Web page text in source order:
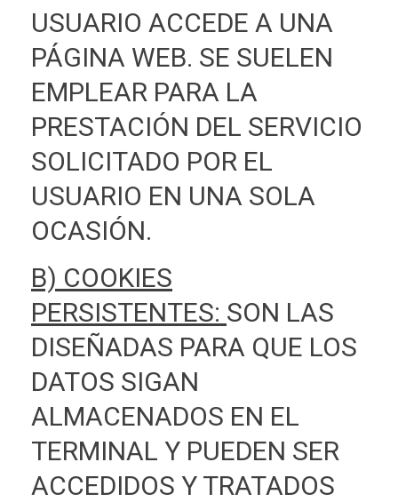
USUARIO ACCEDE A UNA
PÁGINA WEB. SE SUELEN
EMPLEAR PARA LA
PRESTACIÓN DEL SERVICIO
SOLICITADO POR EL
USUARIO EN UNA SOLA
OCASIÓN.
B) COOKIES
PERSISTENTES: SON LAS
DISEÑADAS PARA QUE LOS
DATOS SIGAN
ALMACENADOS EN EL
TERMINAL Y PUEDEN SER
ACCEDIDOS Y TRATADOS